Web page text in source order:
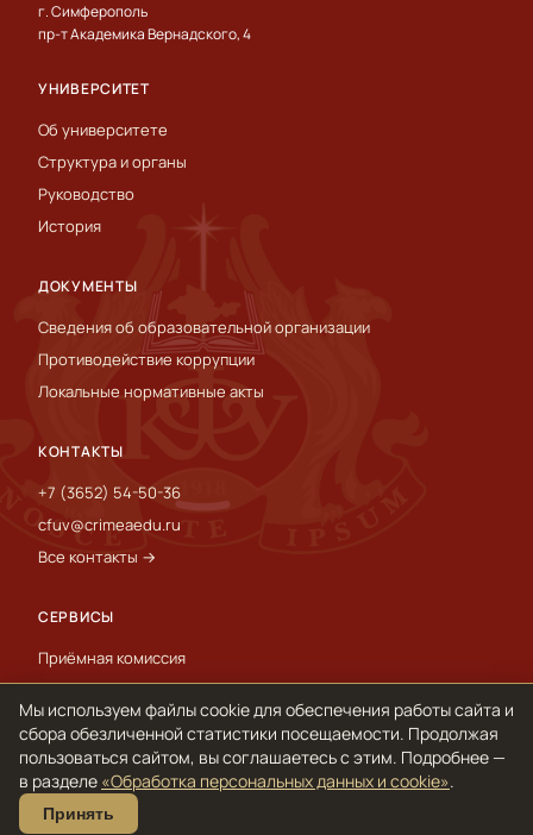
г. Симферополь
пр-т Академика Вернадского, 4
УНИВЕРСИТЕТ
Об университете
Структура и органы
Руководство
История
ДОКУМЕНТЫ
Сведения об образовательной организации
Противодействие коррупции
Локальные нормативные акты
КОНТАКТЫ
+7 (3652) 54-50-36
cfuv@crimeaedu.ru
Все контакты →
СЕРВИСЫ
Приёмная комиссия
Пресс-служба
International
© 1918–2026 ФГАОУ ВО «КФУ им. В. И. Вернадского»
Обработка персональных данных и cookie
Мы используем файлы cookie для обеспечения работы сайта и
сбора обезличенной статистики посещаемости. Продолжая
пользоваться сайтом, вы соглашаетесь с этим. Подробнее —
в разделе «Обработка персональных данных и cookie».
Принять